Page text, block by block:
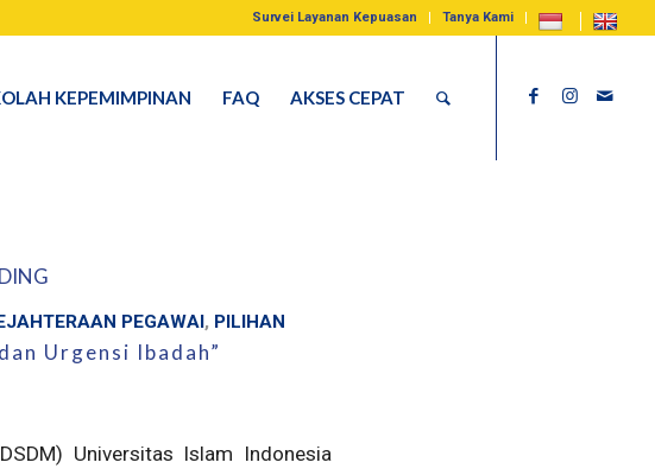
Survei Layanan Kepuasan Tanya Kami
KEPEMIMPINAN FAQ AKSES CEPAT
PEGAWAI, PILIHAN
Urgensi Ibadah”
Universitas Islam Indonesia